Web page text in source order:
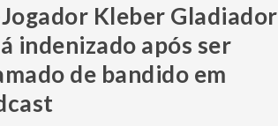
Kleber Gladiador
indenizado após ser
de bandido em